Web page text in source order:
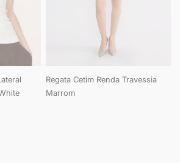
Regata Cetim Renda Travessia
Marrom